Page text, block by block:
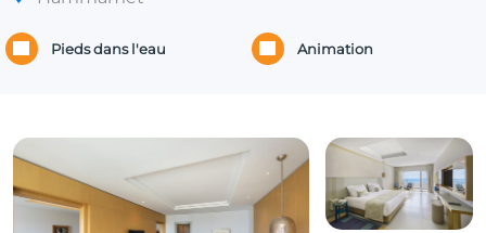
Pieds dans l'eau Animation